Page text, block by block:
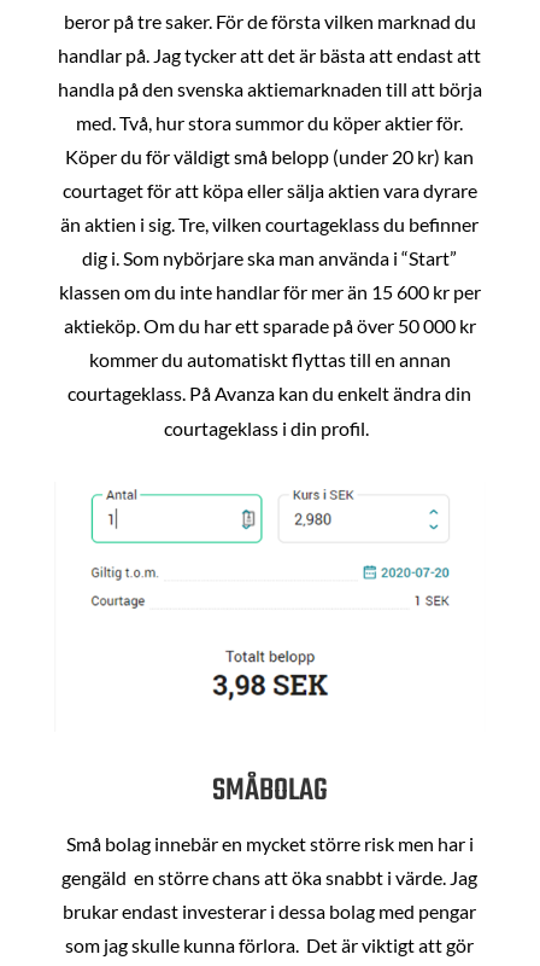
beror på tre saker. För de första vilken marknad du
handlar på. Jag tycker att det är bästa att endast att
handla på den svenska aktiemarknaden till att börja
med. Två, hur stora summor du köper aktier för.
Köper du för väldigt små belopp (under 20 kr) kan
courtaget för att köpa eller sälja aktien vara dyrare
än aktien i sig. Tre, vilken courtageklass du befinner
dig i. Som nybörjare ska man använda i “Start”
klassen om du inte handlar för mer än 15 600 kr per
aktieköp. Om du har ett sparade på över 50 000 kr
kommer du automatiskt flyttas till en annan
courtageklass. På Avanza kan du enkelt ändra din
courtageklass i din profil.
SMÅBOLAG
Små bolag innebär en mycket större risk men har i
gengäld en större chans att öka snabbt i värde. Jag
brukar endast investerar i dessa bolag med pengar
som jag skulle kunna förlora. Det är viktigt att gör